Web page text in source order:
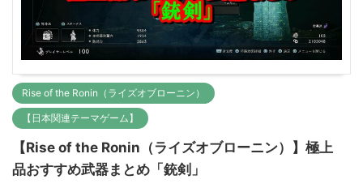
Rise of the Ronin（ライズオブローニン）
【日本関連テーマゲーム】
【Rise of the Ronin（ライズオブローニン）】極上
品おすすめ武器まとめ「銃剣」